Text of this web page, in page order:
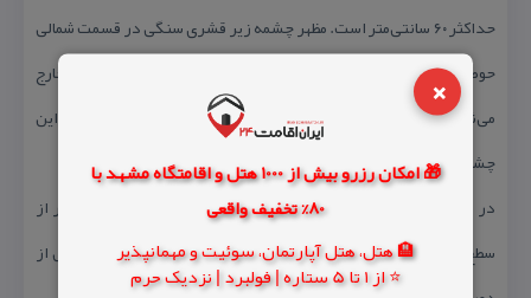
×
🎁 امکان رزرو بیش از 1000 هتل و اقامتگاه مشهد با
80% تخفیف واقعی
🏨 هتل، هتل آپارتمان، سوئیت و مهمانپذیر
⭐ از 1 تا 5 ستاره | فولبرد | نزدیک حرم
حداكثر ۶۰ سانتی‌متر است. مظهر چشمه زیر قشری سنگی در قسمت شمالی
حوض قرار دارد و آب از مجرایی كه در قسمت جنوب غربی واقع شده خارج
می‌شود و در مسیر خود گسترش می‌یابد و به زمین فرو می‌رود. آبدهی این
چشمه تقریباً دو لیتر در ثانیه است.
در این ناحیه مظهرهای دیگری نیز وجود دارد كه آب آنها پس از عبور از
سطح زمین، رسوب‌های سفید كربنات و منیزیم باقی می‌گذارد كه حتی از